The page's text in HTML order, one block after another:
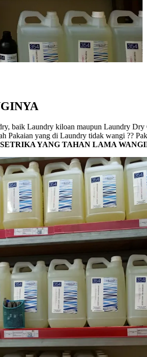
baik Laundry kiloan maupun Laundry
Pakaian yang di Laundry tidak wangi ??
SETRIKA YANG TAHAN LAMA